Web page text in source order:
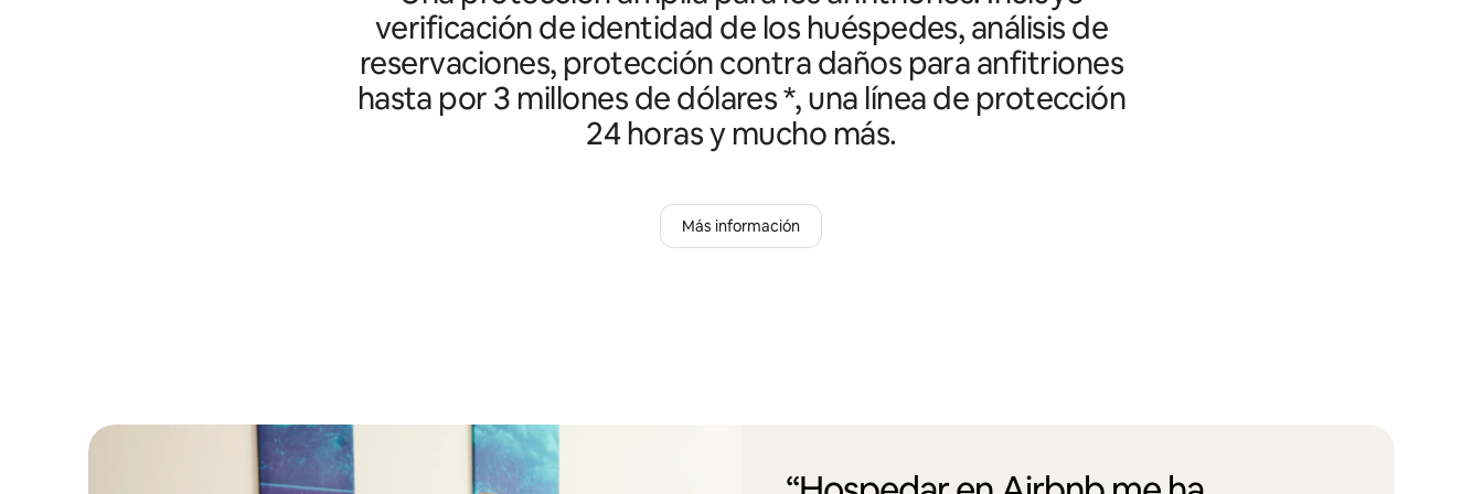
verificación de identidad de los huéspedes, análisis de
reservaciones, protección contra daños para anfitriones
hasta por 3 millones de dólares *, una línea de protección
24 horas y mucho más.
Más información